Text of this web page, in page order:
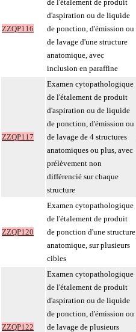
ZZQP116
de l'étalement de produit
d'aspiration ou de liquide
de ponction, d'émission ou
de lavage d'une structure
anatomique, avec
inclusion en paraffine
ZZQP117
Examen cytopathologique
de l'étalement de produit
d'aspiration ou de liquide
de ponction, d'émission ou
de lavage de 4 structures
anatomiques ou plus, avec
prélèvement non
différencié sur chaque
structure
ZZQP120
Examen cytopathologique
de l'étalement de produit
de ponction d'une structure
anatomique, sur plusieurs
cibles
ZZQP122
Examen cytopathologique
de l'étalement de produit
d'aspiration ou de liquide
de ponction, d'émission ou
de lavage de plusieurs